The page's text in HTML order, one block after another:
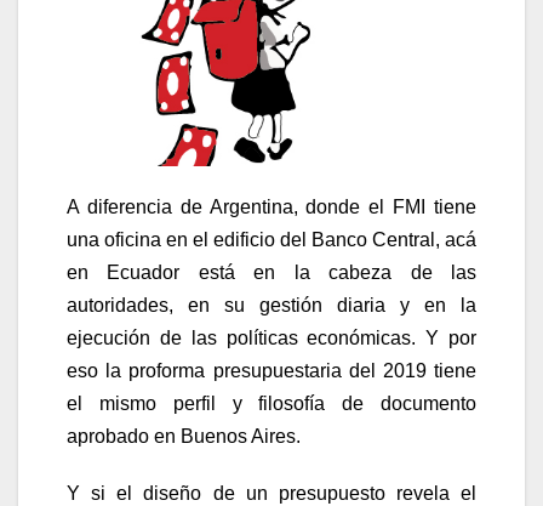
A diferencia de Argentina, donde el FMI tiene
una oficina en el edificio del Banco Central, acá
en Ecuador está en la cabeza de las
autoridades, en su gestión diaria y en la
ejecución de las políticas económicas. Y por
eso la proforma presupuestaria del 2019 tiene
el mismo perfil y filosofía de documento
aprobado en Buenos Aires.
Y si el diseño de un presupuesto revela el